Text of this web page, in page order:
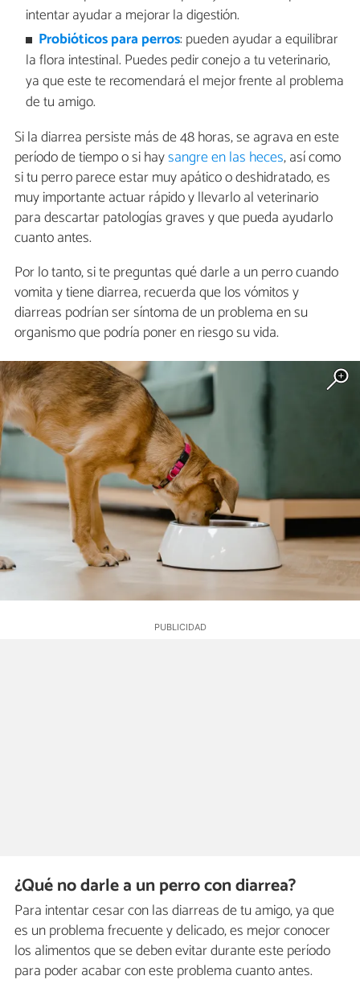
intentar ayudar a mejorar la digestión.
Probióticos para perros: pueden ayudar a equilibrar
la flora intestinal. Puedes pedir conejo a tu veterinario,
ya que este te recomendará el mejor frente al problema
de tu amigo.
Si la diarrea persiste más de 48 horas, se agrava en este
período de tiempo o si haysangre en las heces, así como
si tu perro parece estar muy apático o deshidratado, es
muy importante actuar rápido y llevarlo al veterinario
para descartar patologías graves y que pueda ayudarlo
cuanto antes.
Por lo tanto, si te preguntas qué darle a un perro cuando
vomita y tiene diarrea, recuerda que los vómitos y
diarreas podrían ser síntoma de un problema en su
organismo que podría poner en riesgo su vida.
¿Qué no darle a un perro con diarrea?
Para intentar cesar con las diarreas de tu amigo, ya que
es un problema frecuente y delicado, es mejor conocer
los alimentos que se deben evitar durante este período
para poder acabar con este problema cuanto antes.